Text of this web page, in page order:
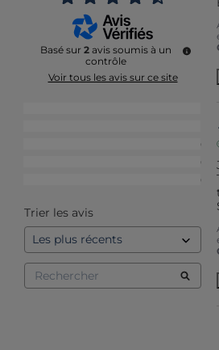
Basé sur 2 avis soumis à un
contrôle
Voir tous les avis sur ce site
0
0
0
Trier les avis